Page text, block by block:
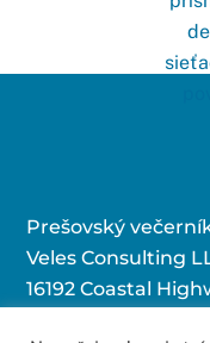
Prešovský
Veles Consulting
16192 Coastal